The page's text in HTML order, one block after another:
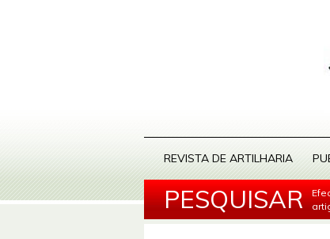
REVISTA DE ARTILHARIA
PESQUISAR